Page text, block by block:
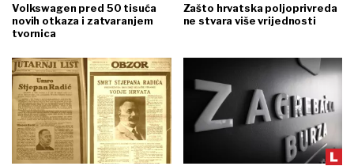
Volkswagen pred 50 tisuća
novih otkaza i zatvaranjem
tvornica
Zašto hrvatska poljoprivreda
ne stvara više vrijednosti